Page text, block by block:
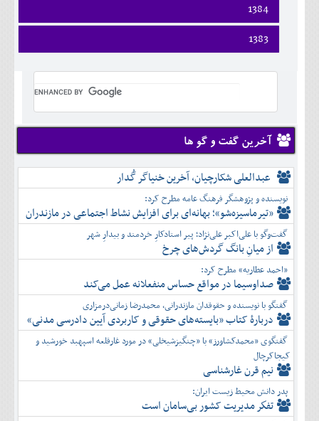
بهمن
اسفند
آذر
دی
بهمن
مهر
آبان
آذر
دی
بهمن
مرداد
شهريور
مهر
آبان
آذر
خرداد
تير
مرداد
شهريور
مهر
دی
بهمن
اسفند
فروردين
ارديبهشت
خرداد
تير
مرداد
آبان
آذر
دی
بهمن
اسفند
1384
فروردين
ارديبهشت
خرداد
شهريور
مهر
آبان
آذر
دی
بهمن
اسفند
1383
فروردين
تير
مرداد
شهريور
مهر
آبان
آذر
دی
بهمن
اسفند
آخرین گفت و گو ها
عبدالعلی شکارچیان، آخرین خنیاگر گُدار
نویسنده و پژوهشگر فرهنگ عامه مطرح کرد:
«تیرماسیزه‌شو»؛ بهانه‌ای برای افزایش نشاط اجتماعی در مازندران
گفت‌وگو با علی‌اکبر علی‌نژاد؛ پیر استادکارِ خردمند و بیدارِ شهر
از میانِ بانگ گردش‌های چرخ
«احمد عطاریه» مطرح کرد:
صداوسیما در مواقع حساس منفعلانه عمل می‌کند
گفتگو با نویسنده و حقوقدان مازندرانی، محمدرضا زمانی‌درمزاری
دربارۀ کتاب ”بایسته‌های حقوقی و کاربردی آیین دادرسی مدنی»
گفتگوی «محمدکشاورز» با «چنگیزشیخلی» در مورد غارقلعه اسپهبد خورشید و
کیجاکرچال
نیم قرن غارشناسی
پدر دانش محیط زیست ایران:
تفكر مديريت کشور بی‌سامان است